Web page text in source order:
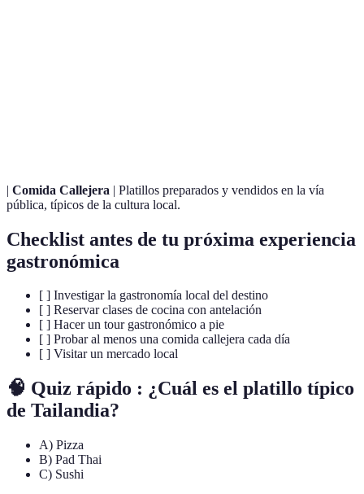
| Comida Callejera | Platillos preparados y vendidos en la vía
pública, típicos de la cultura local.
Checklist antes de tu próxima experiencia
gastronómica
[ ] Investigar la gastronomía local del destino
[ ] Reservar clases de cocina con antelación
[ ] Hacer un tour gastronómico a pie
[ ] Probar al menos una comida callejera cada día
[ ] Visitar un mercado local
🧠 Quiz rápido : ¿Cuál es el platillo típico
de Tailandia?
A) Pizza
B) Pad Thai
C) Sushi